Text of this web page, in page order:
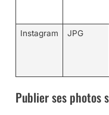
Instagram
JPG
Publier ses photos